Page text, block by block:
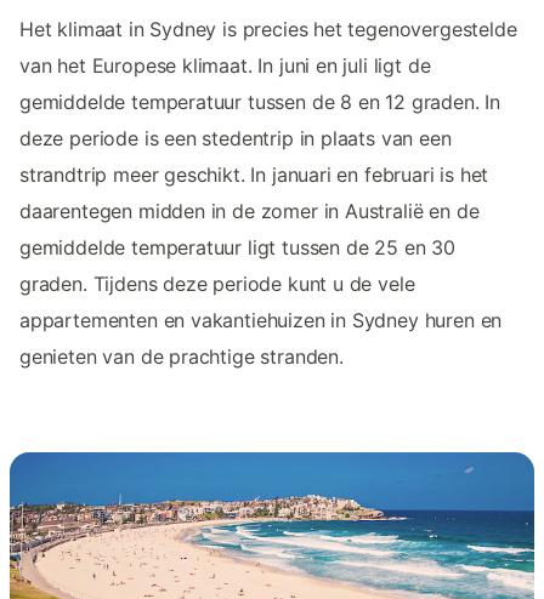
Het klimaat in Sydney is precies het tegenovergestelde
van het Europese klimaat. In juni en juli ligt de
gemiddelde temperatuur tussen de 8 en 12 graden. In
deze periode is een stedentrip in plaats van een
strandtrip meer geschikt. In januari en februari is het
daarentegen midden in de zomer in Australië en de
gemiddelde temperatuur ligt tussen de 25 en 30
graden. Tijdens deze periode kunt u de vele
appartementen en vakantiehuizen in Sydney huren en
genieten van de prachtige stranden.